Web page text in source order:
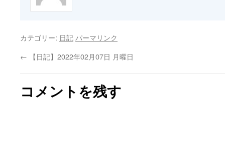
カテゴリー: 日記 パーマリンク
← 【日記】2022年02月07日 月曜日
コメントを残す